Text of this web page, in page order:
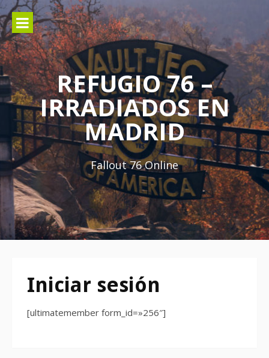
Ir
al
contenido
REFUGIO 76 –
IRRADIADOS EN
MADRID
Fallout 76 Online
Iniciar sesión
[ultimatemember form_id=»256″]